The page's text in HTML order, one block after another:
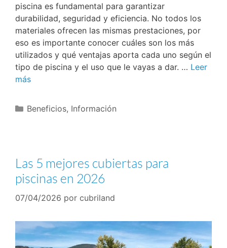
piscina es fundamental para garantizar
durabilidad, seguridad y eficiencia. No todos los
materiales ofrecen las mismas prestaciones, por
eso es importante conocer cuáles son los más
utilizados y qué ventajas aporta cada uno según el
tipo de piscina y el uso que le vayas a dar. … Leer
más
Beneficios, Información
Las 5 mejores cubiertas para
piscinas en 2026
07/04/2026 por cubriland